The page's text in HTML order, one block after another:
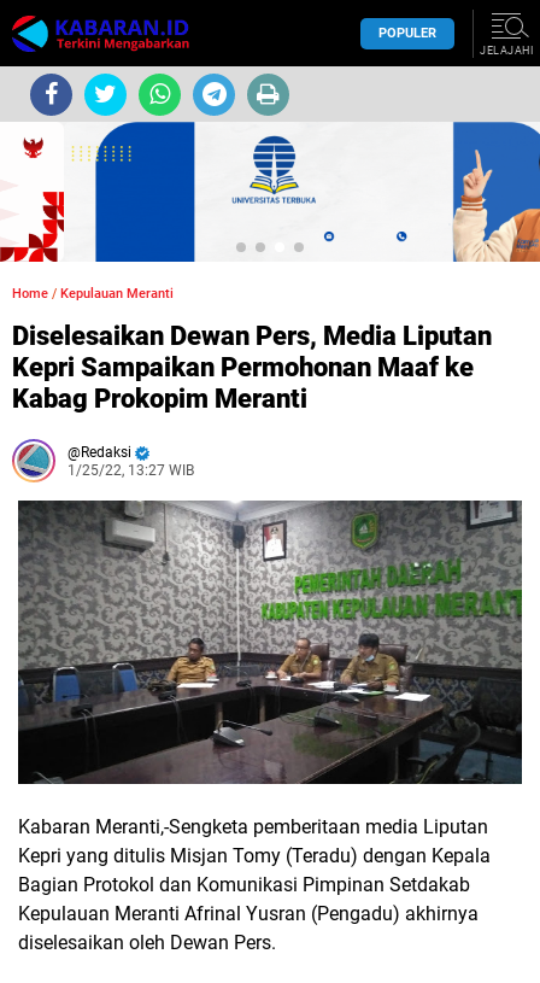
POPULER
JELAJAHI
Home / Kepulauan Meranti
Diselesaikan Dewan Pers, Media Liputan
Kepri Sampaikan Permohonan Maaf ke
Kabag Prokopim Meranti
Redaksi
1/25/22, 13:27 WIB
Kabaran Meranti,-Sengketa pemberitaan media Liputan
Kepri yang ditulis Misjan Tomy (Teradu) dengan Kepala
Bagian Protokol dan Komunikasi Pimpinan Setdakab
Kepulauan Meranti Afrinal Yusran (Pengadu) akhirnya
diselesaikan oleh Dewan Pers.